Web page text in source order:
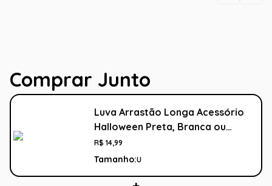
Comprar Junto
Luva Arrastão Longa Acessório
Halloween Preta, Branca ou
Vermelha
R$ 14,99
Tamanho:U